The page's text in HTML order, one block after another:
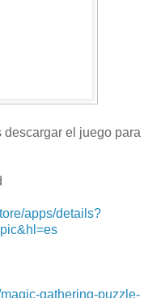
el juego para
apps/details?
gathering-puzzle-